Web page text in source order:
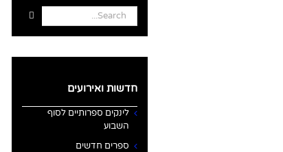
Search
for:
חדשות ואירועים
לינקים ספרותיים לסוף
השבוע
ספרים חדשים